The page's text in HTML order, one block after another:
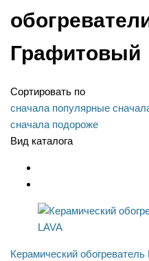
Графитовый
Сортировать по
сначала популярные
сначала подороже
Вид каталога
Керамический